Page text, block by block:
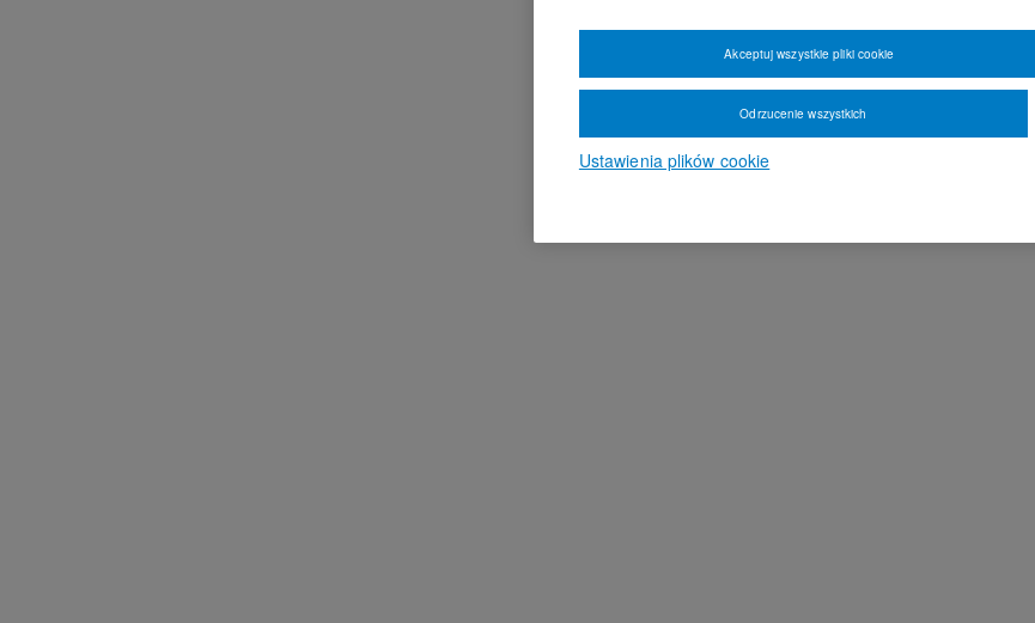
Ustawienia plików cookie
Odrzucenie wszystkich
Akceptuj wszystkie pliki cookie